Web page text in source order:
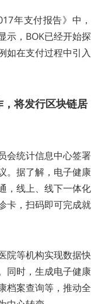
年支付报告》中，
示，BOK已经开始探
如在支付过程中引入
将发行区块链居
会统计信息中心签署
。据了解，电子健康
，线上、线下一体化
卡，扫码即可完成就
院等机构实现数据快
同时，生成电子健康
档案查询等，推动全